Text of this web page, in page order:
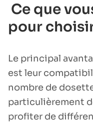
Ce que
pour
Le principal
est leur
nombre de
particulièrement
profiter de